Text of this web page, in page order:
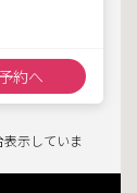
予約へ
示していま